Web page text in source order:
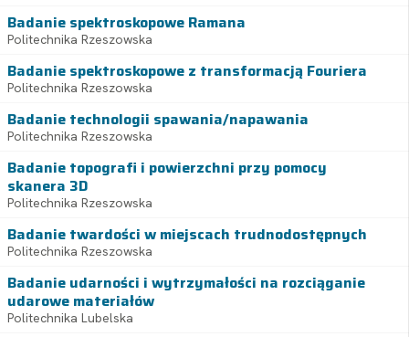
Badanie spektroskopowe Ramana
Politechnika Rzeszowska
Badanie spektroskopowe z transformacją Fouriera
Politechnika Rzeszowska
Badanie technologii spawania/napawania
Politechnika Rzeszowska
Badanie topografi i powierzchni przy pomocy
skanera 3D
Politechnika Rzeszowska
Badanie twardości w miejscach trudnodostępnych
Politechnika Rzeszowska
Badanie udarności i wytrzymałości na rozciąganie
udarowe materiałów
Politechnika Lubelska